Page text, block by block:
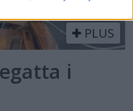
PLUS
i